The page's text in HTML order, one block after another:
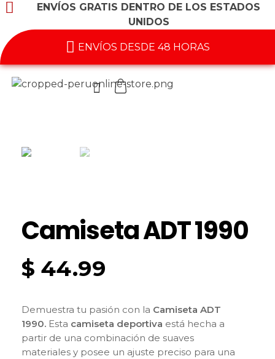
ENVÍOS GRATIS DENTRO DE LOS ESTADOS
UNIDOS
ENVÍOS DESDE 48 HORAS
Camiseta ADT 1990
$ 44.99
Demuestra tu pasión con la Camiseta ADT
1990. Esta camiseta deportiva está hecha a
partir de una combinación de suaves
materiales y posee un ajuste preciso para una